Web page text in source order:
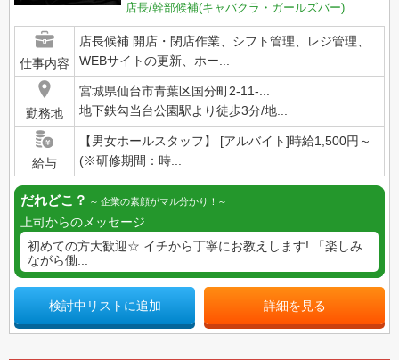
店長/幹部候補(キャバクラ・ガールズバー)
仕事内容
店長候補 開店・閉店作業、シフト管理、レジ管理、
WEBサイトの更新、ホー...
勤務地
宮城県仙台市青葉区国分町2-11-...
地下鉄勾当台公園駅より徒歩3分/地...
給与
【男女ホールスタッフ】 [アルバイト]時給1,500円～
(※研修期間：時...
だれどこ？ 企業の素顔がマル分かり！
上司からのメッセージ
初めての方大歓迎☆ イチから丁寧にお教えします! 「楽しみ
ながら働...
検討中リストに追加 詳細を見る